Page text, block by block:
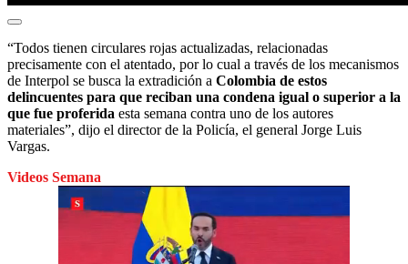
“Todos tienen circulares rojas actualizadas, relacionadas
precisamente con el atentado, por lo cual a través de los mecanismos
de Interpol se busca la extradición a Colombia de estos
delincuentes para que reciban una condena igual o superior a la
que fue proferida esta semana contra uno de los autores
materiales”, dijo el director de la Policía, el general Jorge Luis
Vargas.
Videos Semana